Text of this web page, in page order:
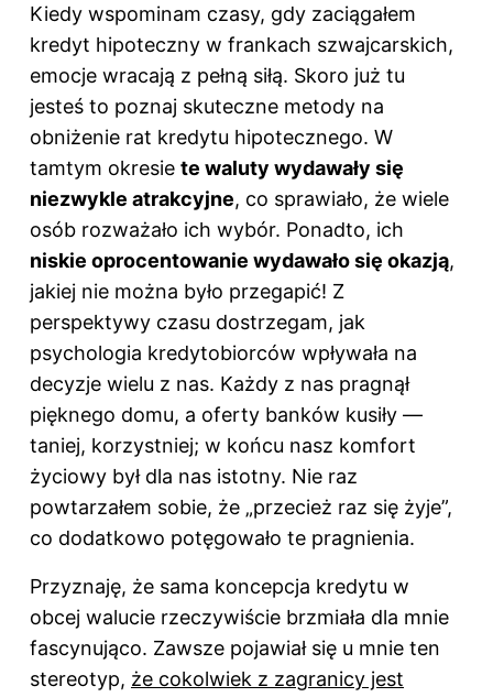
Kiedy wspominam czasy, gdy zaciągałem
kredyt hipoteczny w frankach szwajcarskich,
emocje wracają z pełną siłą. Skoro już tu
jesteś to poznaj skuteczne metody na
obniżenie rat kredytu hipotecznego. W
tamtym okresie te waluty wydawały się
niezwykle atrakcyjne, co sprawiało, że wiele
osób rozważało ich wybór. Ponadto, ich
niskie oprocentowanie wydawało się okazją,
jakiej nie można było przegapić! Z
perspektywy czasu dostrzegam, jak
psychologia kredytobiorców wpływała na
decyzje wielu z nas. Każdy z nas pragnął
pięknego domu, a oferty banków kusiły —
taniej, korzystniej; w końcu nasz komfort
życiowy był dla nas istotny. Nie raz
powtarzałem sobie, że „przecież raz się żyje”,
co dodatkowo potęgowało te pragnienia.
Przyznaję, że sama koncepcja kredytu w
obcej walucie rzeczywiście brzmiała dla mnie
fascynująco. Zawsze pojawiał się u mnie ten
stereotyp, że cokolwiek z zagranicy jest